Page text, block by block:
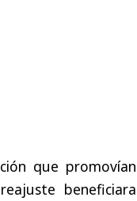
que promovían
beneficiara